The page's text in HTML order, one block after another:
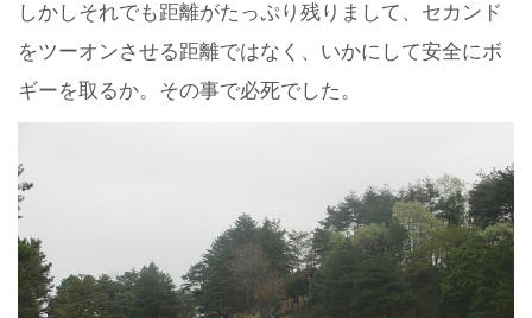
しかしそれでも距離がたっぷり残りまして、セカンド
をツーオンさせる距離ではなく、いかにして安全にボ
ギーを取るか。その事で必死でした。